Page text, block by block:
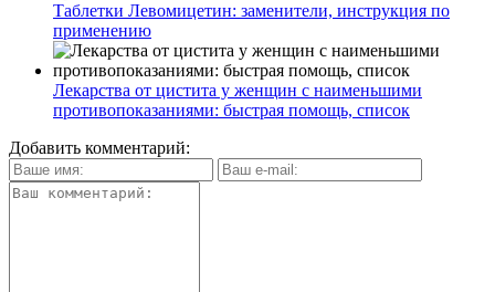
Таблетки Левомицетин: заменители, инструкция по
применению
Лекарства от цистита у женщин с наименьшими
противопоказаниями: быстрая помощь, список
Добавить комментарий: